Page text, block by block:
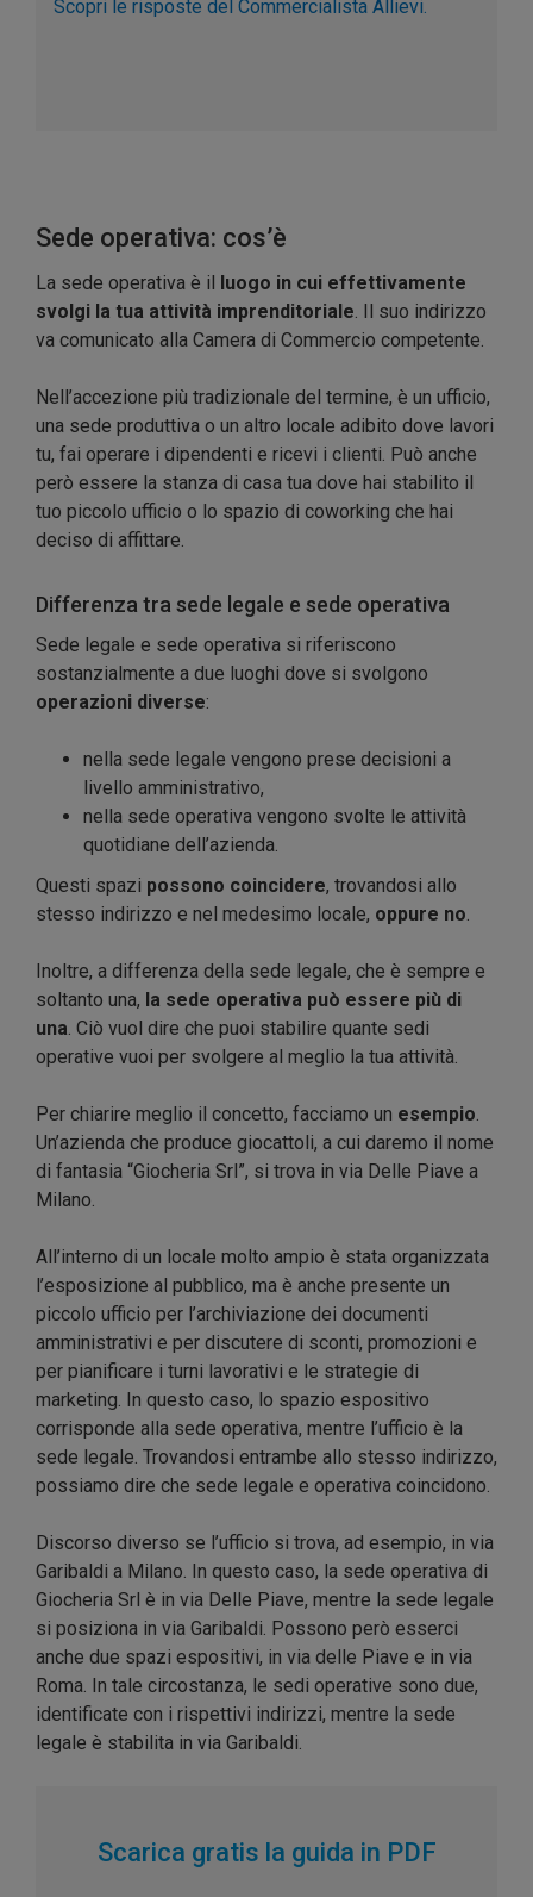
Scopri le risposte del Commercialista Allievi.
Sede operativa: cos’è
La sede operativa è il
luogo in cui effettivamente
svolgi la tua attività imprenditoriale. Il suo indirizzo
va comunicato alla Camera di Commercio competente.
Nell’accezione più tradizionale del termine, è un ufficio,
una sede produttiva o un altro locale adibito dove lavori
tu, fai operare i dipendenti e ricevi i clienti. Può anche
però essere la stanza di casa tua dove hai stabilito il
tuo piccolo ufficio o lo spazio di coworking che hai
deciso di affittare.
Differenza tra sede legale e sede operativa
Sede legale e sede operativa si riferiscono
sostanzialmente a due luoghi dove si svolgono
operazioni diverse:
nella sede legale vengono prese decisioni a
livello amministrativo,
nella sede operativa vengono svolte le attività
quotidiane dell’azienda.
Questi spazi possono coincidere, trovandosi allo
stesso indirizzo e nel medesimo locale, oppure no.
Inoltre, a differenza della sede legale, che è sempre e
soltanto una, la sede operativa può essere più di
una. Ciò vuol dire che puoi stabilire quante sedi
operative vuoi per svolgere al meglio la tua attività.
Per chiarire meglio il concetto, facciamo un esempio.
Un’azienda che produce giocattoli, a cui daremo il nome
di fantasia “Giocheria Srl”, si trova in via Delle Piave a
Milano.
All’interno di un locale molto ampio è stata organizzata
l’esposizione al pubblico, ma è anche presente un
piccolo ufficio per l’archiviazione dei documenti
amministrativi e per discutere di sconti, promozioni e
per pianificare i turni lavorativi e le strategie di
marketing. In questo caso, lo spazio espositivo
corrisponde alla sede operativa, mentre l’ufficio è la
sede legale. Trovandosi entrambe allo stesso indirizzo,
possiamo dire che sede legale e operativa coincidono.
Discorso diverso se l’ufficio si trova, ad esempio, in via
Garibaldi a Milano. In questo caso, la sede operativa di
Giocheria Srl è in via Delle Piave, mentre la sede legale
si posiziona in via Garibaldi. Possono però esserci
anche due spazi espositivi, in via delle Piave e in via
Roma. In tale circostanza, le sedi operative sono due,
identificate con i rispettivi indirizzi, mentre la sede
legale è stabilita in via Garibaldi.
Scarica gratis la guida in PDF